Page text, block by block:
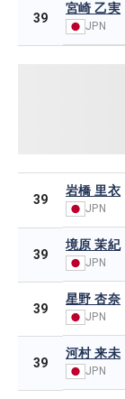
39
宮崎 乙実
JPN
39
岩橋 里衣
JPN
39
境原 茉紀
JPN
39
星野 杏奈
JPN
39
河村 来未
JPN